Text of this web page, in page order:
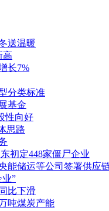
送温暖
高
长7%
分类标准
基金
性向好
思路
初定448家僵尸企业
能储运等公司签署供应
”
比下滑
吨煤炭产能